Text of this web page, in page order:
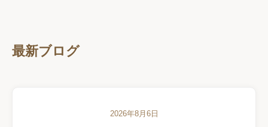
最新ブログ
2026年8月6日